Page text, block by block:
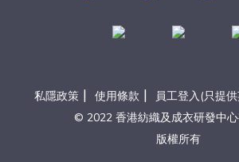
私隱政策 | 使用條款 | 員工登入(只提
© 2022 香港紡織及成衣研發中
版權所有